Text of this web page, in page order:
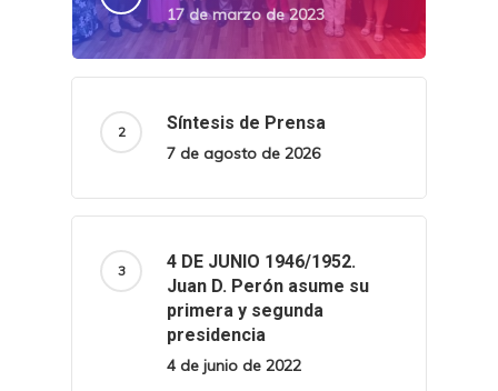
17 de marzo de 2023
Síntesis de Prensa
7 de agosto de 2026
4 DE JUNIO 1946/1952.
Juan D. Perón asume su
primera y segunda
presidencia
4 de junio de 2022